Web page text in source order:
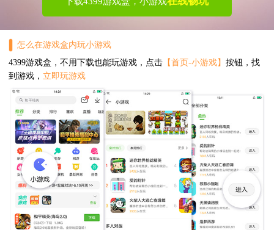
怎么在游戏盒内玩小游戏
4399游戏盒，不用下载也能玩游戏，点击【首页-小游戏】 按钮，找
到游戏， 立即玩游戏